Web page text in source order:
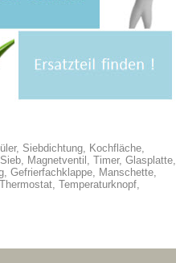
Siebdichtung, Kochfläche,
Magnetventil, Timer, Glasplatte,
Gefrierfachklappe, Manschette,
Temperaturknopf,